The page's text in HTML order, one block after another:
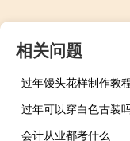
相关问题
过年馒头花样制作教
过年可以穿白色古装
会计从业都考什么